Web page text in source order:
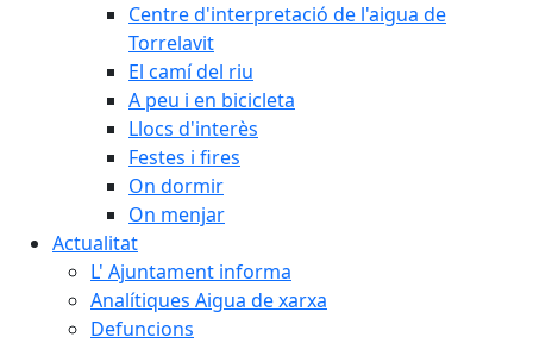
Centre d'interpretació de l'aigua de
Torrelavit
El camí del riu
A peu i en bicicleta
Llocs d'interès
Festes i fires
On dormir
On menjar
Actualitat
L' Ajuntament informa
Analítiques Aigua de xarxa
Defuncions